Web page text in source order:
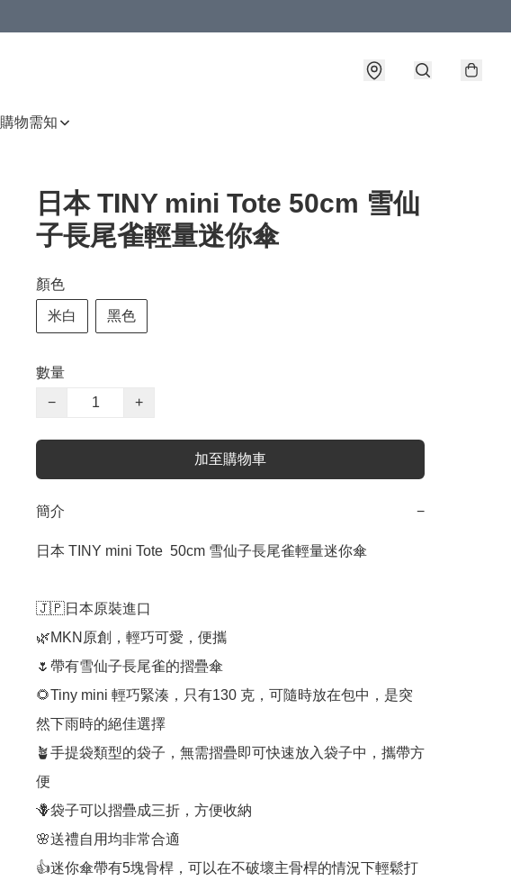
購物需知
日本 TINY mini Tote 50cm 雪仙
子長尾雀輕量迷你傘
顏色
米白 黑色
數量
−
+
加至購物車
簡介 −
日本 TINY mini Tote  50cm 雪仙子長尾雀輕量迷你傘
🇯🇵日本原裝進口
🌿MKN原創，輕巧可愛，便攜
🌷帶有雪仙子長尾雀的摺疊傘
🌻Tiny mini 輕巧緊湊，只有130 克，可隨時放在包中，是突
然下雨時的絕佳選擇
🪴手提袋類型的袋子，無需摺疊即可快速放入袋子中，攜帶方
便
🪻袋子可以摺疊成三折，方便收納
🌸送禮自用均非常合適
👍迷你傘帶有5塊骨桿，可以在不破壞主骨桿的情況下輕鬆打